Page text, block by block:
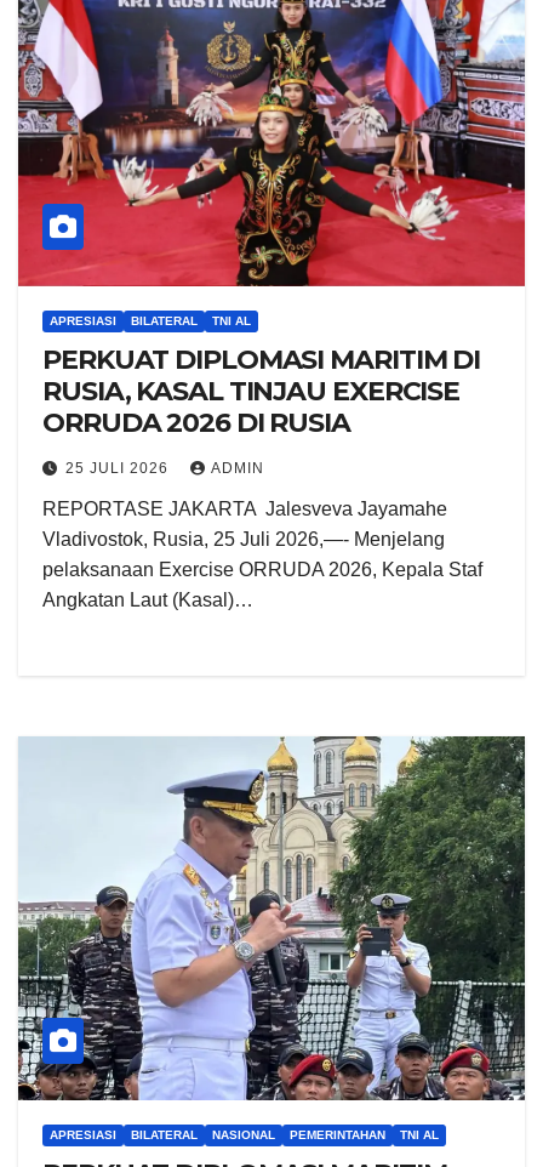
APRESIASI BILATERAL TNI AL
PERKUAT DIPLOMASI MARITIM DI
RUSIA, KASAL TINJAU EXERCISE
ORRUDA 2026 DI RUSIA
25 JULI 2026 ADMIN
REPORTASE JAKARTA ​ Jalesveva Jayamahe
Vladivostok, Rusia, 25 Juli 2026,—- Menjelang
pelaksanaan Exercise ORRUDA 2026, Kepala Staf
Angkatan Laut (Kasal)…
APRESIASI BILATERAL NASIONAL PEMERINTAHAN TNI AL